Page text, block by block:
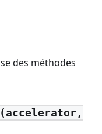
des méthodes